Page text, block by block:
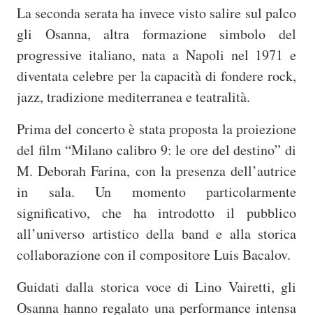
La seconda serata ha invece visto salire sul palco
gli Osanna, altra formazione simbolo del
progressive italiano, nata a Napoli nel 1971 e
diventata celebre per la capacità di fondere rock,
jazz, tradizione mediterranea e teatralità.
Prima del concerto è stata proposta la proiezione
del film “Milano calibro 9: le ore del destino” di
M. Deborah Farina, con la presenza dell’autrice
in sala. Un momento particolarmente
significativo, che ha introdotto il pubblico
all’universo artistico della band e alla storica
collaborazione con il compositoreLuis Bacalov.
Guidati dalla storica voce diLino Vairetti, gli
Osanna hanno regalato una performance intensa